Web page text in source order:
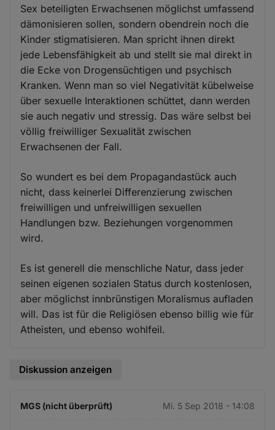
Sex beteiligten Erwachsenen möglichst umfassend
dämonisieren sollen, sondern obendrein noch die
Kinder stigmatisieren. Man spricht ihnen direkt
jede Lebensfähigkeit ab und stellt sie mal direkt in
die Ecke von Drogensüchtigen und psychisch
Kranken. Wenn man so viel Negativität kübelweise
über sexuelle Interaktionen schüttet, dann werden
sie auch negativ und stressig. Das wäre selbst bei
völlig freiwilliger Sexualität zwischen
Erwachsenen der Fall.
So wundert es bei dem Propagandastück auch
nicht, dass keinerlei Differenzierung zwischen
freiwilligen und unfreiwilligen sexuellen
Handlungen bzw. Beziehungen vorgenommen
wird.
Es ist generell die menschliche Natur, dass jeder
seinen eigenen sozialen Status durch kostenlosen,
aber möglichst innbrünstigen Moralismus aufladen
will. Das ist für die Religiösen ebenso billig wie für
Atheisten, und ebenso wohlfeil.
Diskussion anzeigen
MGS (nicht überprüft) Mi. 5 Sep 2018 - 14:08